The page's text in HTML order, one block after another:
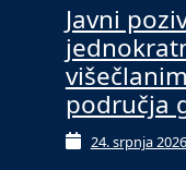
Javni
područja
24. srpnja